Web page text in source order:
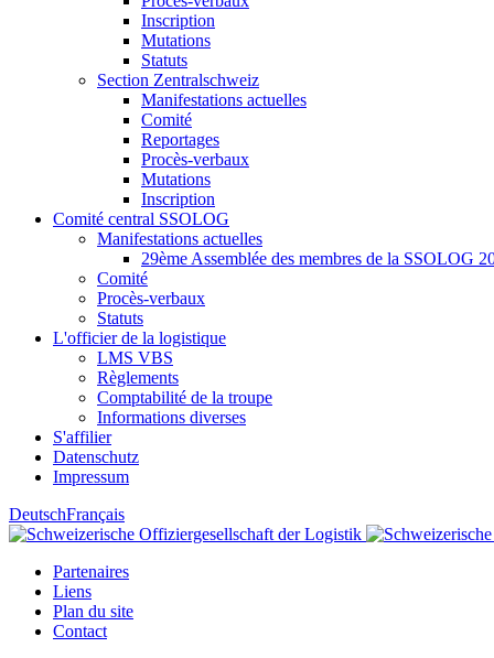
Inscription
Mutations
Statuts
Section Zentralschweiz
Manifestations actuelles
Comité
Reportages
Procès-verbaux
Mutations
Inscription
Comité central SSOLOG
Manifestations actuelles
29ème Assemblée des membres de la SSOLOG
Comité
Procès-verbaux
Statuts
L'officier de la logistique
LMS VBS
Règlements
Comptabilité de la troupe
Informations diverses
S'affilier
Datenschutz
Impressum
DeutschFrançais
Partenaires
Liens
Plan du site
Contact